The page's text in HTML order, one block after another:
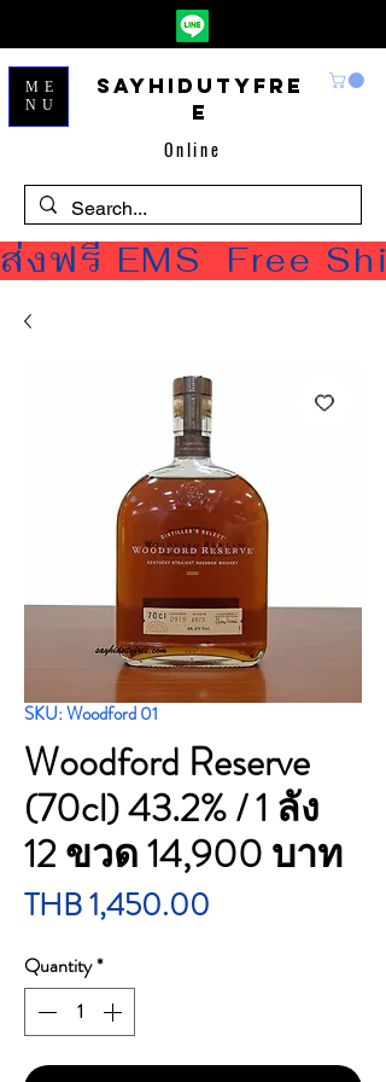
Sayhidutyfre
e
Online
ME
NU
ส่งฟรี EMS  Free
SKU: Woodford 01
Woodford Reserve
(70cl) 43.2% / 1 ลัง
12 ขวด 14,900 บาท
THB 1,450.00
Quantity*